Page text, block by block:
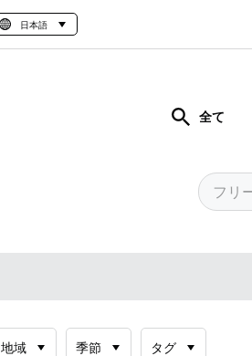
日本語
全て
地域 季節 タグ